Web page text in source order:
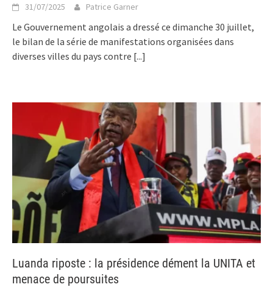
31/07/2025 Patrice Garner
Le Gouvernement angolais a dressé ce dimanche 30 juillet,
le bilan de la série de manifestations organisées dans
diverses villes du pays contre [...]
Luanda riposte : la présidence dément la UNITA et
menace de poursuites